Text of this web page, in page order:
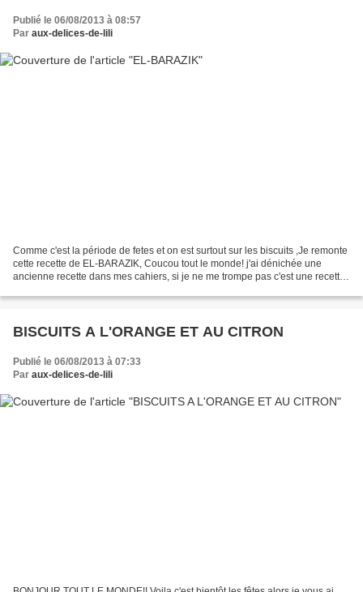
Publié le 06/08/2013 à 08:57
Par aux-delices-de-lili
Comme c'est la période de fetes et on est surtout sur les biscuits ,Je remonte
cette recette de EL-BARAZIK, Coucou tout le monde! j'ai dénichée une
ancienne recette dans mes cahiers, si je ne me trompe pas c'est une recette
BISCUITS A L'ORANGE ET AU CITRON
Publié le 06/08/2013 à 07:33
Par aux-delices-de-lili